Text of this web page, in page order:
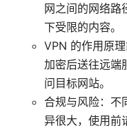
网之间的网络路
下受限的内容。
VPN 的作用原
加密后送往远端
问目标网站。
合规与风险：不
异很大，使用前